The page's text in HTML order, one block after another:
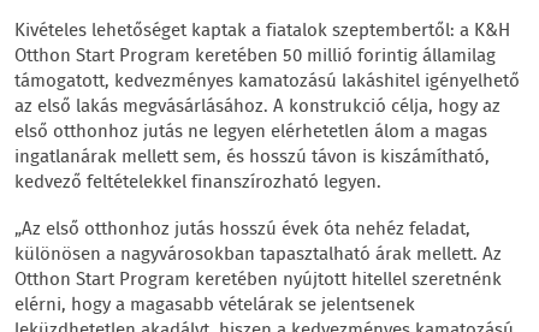
Kivételes lehetőséget kaptak a fiatalok szeptembertől: a K&H
Otthon Start Program keretében 50 millió forintig államilag
támogatott, kedvezményes kamatozású lakáshitel igényelhető
az első lakás megvásárlásához. A konstrukció célja, hogy az
első otthonhoz jutás ne legyen elérhetetlen álom a magas
ingatlanárak mellett sem, és hosszú távon is kiszámítható,
kedvező feltételekkel finanszírozható legyen.
„Az első otthonhoz jutás hosszú évek óta nehéz feladat,
különösen a nagyvárosokban tapasztalható árak mellett. Az
Otthon Start Program keretében nyújtott hitellel szeretnénk
elérni, hogy a magasabb vételárak se jelentsenek